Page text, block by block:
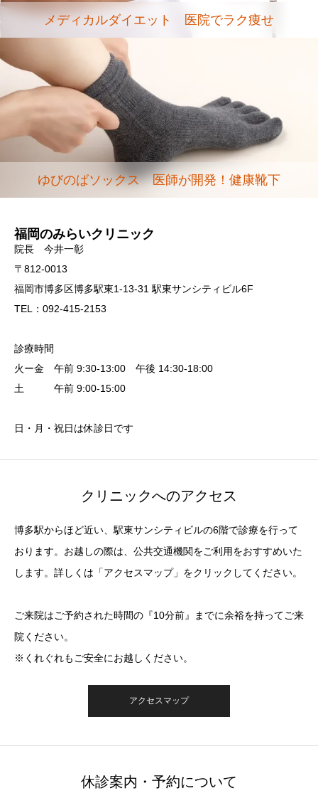
メディカルダイエット 医院でラク痩せ
ゆびのばソックス 医師が開発！健康靴下
福岡のみらいクリニック
院長 今井一彰
〒812-0013
福岡市博多区博多駅東1-13-31 駅東サンシティビル6F
TEL：092-415-2153
診療時間
火ー金 午前 9:30-13:00 午後 14:30-18:00
土 午前 9:00-15:00
日・月・祝日は休診日です
クリニックへのアクセス
博多駅からほど近い、駅東サンシティビルの6階で診療を行って
おります。お越しの際は、公共交通機関をご利用をおすすめいた
します。詳しくは「アクセスマップ」をクリックしてください。
ご来院はご予約された時間の『10分前』までに余裕を持ってご来
院ください。
※くれぐれもご安全にお越しください。
アクセスマップ
休診案内・予約について